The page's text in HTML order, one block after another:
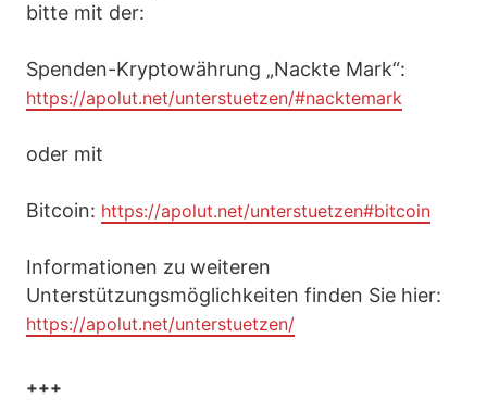
bitte mit der:
Spenden-Kryptowährung „Nackte Mark“:
https://apolut.net/unterstuetzen/#nacktemark
oder mit
Bitcoin: https://apolut.net/unterstuetzen#bitcoin
Informationen zu weiteren
Unterstützungsmöglichkeiten finden Sie hier:
https://apolut.net/unterstuetzen/
+++